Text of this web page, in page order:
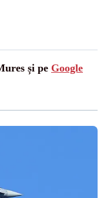
și pe Google